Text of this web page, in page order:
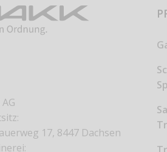
17, 8447 Dachsen